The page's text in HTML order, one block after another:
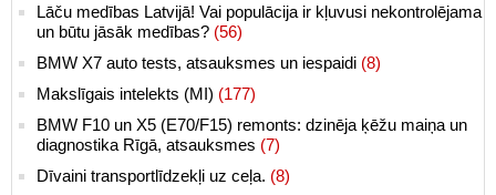
Lāču medības Latvijā! Vai populācija ir kļuvusi nekontrolējama
un būtu jāsāk medības? (56)
BMW X7 auto tests, atsauksmes un iespaidi (8)
Makslīgais intelekts (MI) (177)
BMW F10 un X5 (E70/F15) remonts: dzinēja ķēžu maiņa un
diagnostika Rīgā, atsauksmes (7)
Dīvaini transportlīdzekļi uz ceļa. (8)